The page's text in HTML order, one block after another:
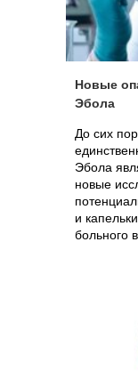
Новые
Эбола
До сих
Эбола
новые
и
больного